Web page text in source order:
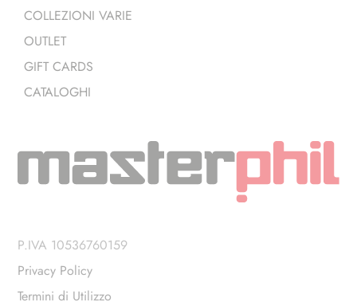
COLLEZIONI VARIE
OUTLET
GIFT CARDS
CATALOGHI
P.IVA 10536760159
Privacy Policy
Termini di Utilizzo